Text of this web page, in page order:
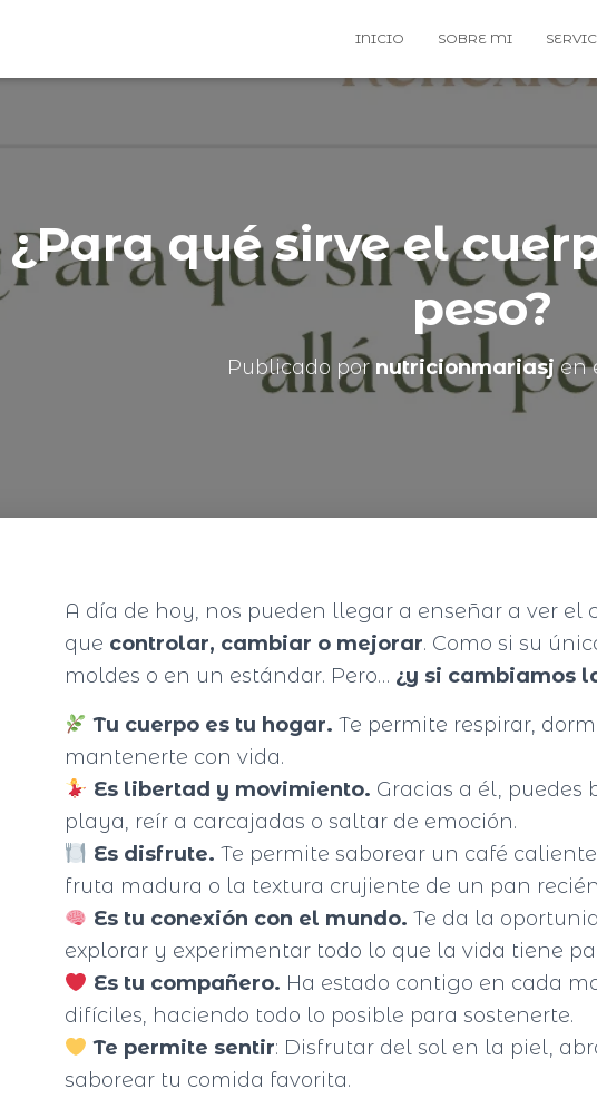
INICIO SOBRE MI
¿Para qué sirve el
peso?
Publicado pornutricionmariasjen
A día de hoy, nos pueden llegar a enseñar a ver el
que controlar, cambiar o mejorar. Como si su
moldes o en un estándar. Pero… ¿y si cambiamos
Tu cuerpo es tu hogar. Te permite respirar,
mantenerte con vida.
Es libertad y movimiento. Gracias a él, puedes
playa, reír a carcajadas o saltar de emoción.
Es disfrute. Te permite saborear un café
fruta madura o la textura crujiente de un pan
Es tu conexión con el mundo. Te da la
explorar y experimentar todo lo que la vida tiene
Es tu compañero. Ha estado contigo en cada
difíciles, haciendo todo lo posible para sostenerte.
Te permite sentir: Disfrutar del sol en la piel,
saborear tu comida favorita.